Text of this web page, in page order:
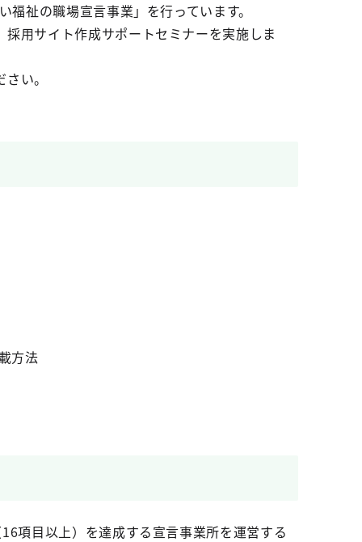
祉の職場宣言事業」を行っています。
用サイト作成サポートセミナーを実施しま
い。
方法
項目以上）を達成する宣言事業所を運営する